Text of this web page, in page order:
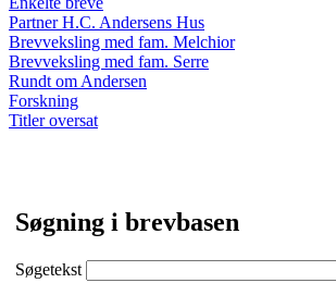
Partner H.C. Andersens Hus
Brevveksling med fam. Melchior
Brevveksling med fam. Serre
Rundt om Andersen
Forskning
Titler oversat
Søgning i brevbasen
Søgetekst